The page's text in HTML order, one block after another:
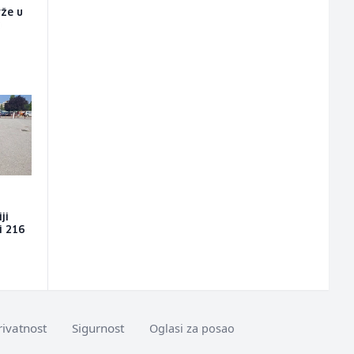
u
216
Sigurnost Oglasi za posao